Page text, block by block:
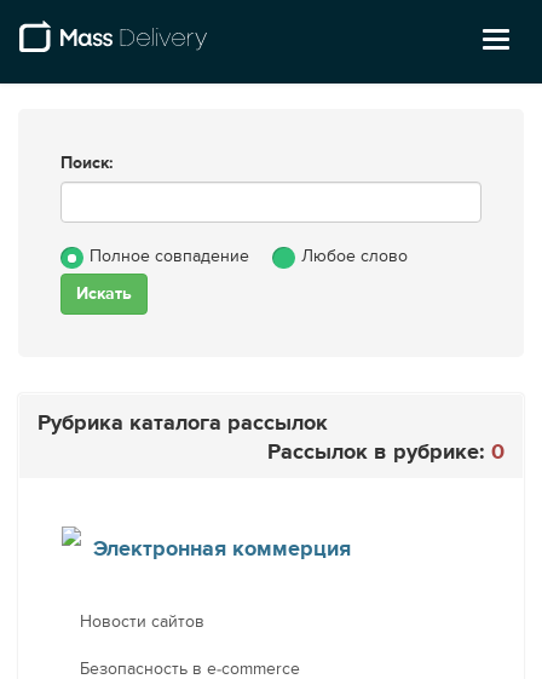
Поиск:
Полное совпадение Любое слово
Рубрика каталога рассылок
Рассылок в рубрике: 0
Электронная коммерция
Новости сайтов
Безопасность в e-commerce